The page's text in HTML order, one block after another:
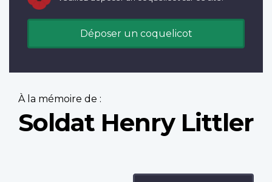
Déposer un coquelicot
À la mémoire de :
Soldat Henry Littler